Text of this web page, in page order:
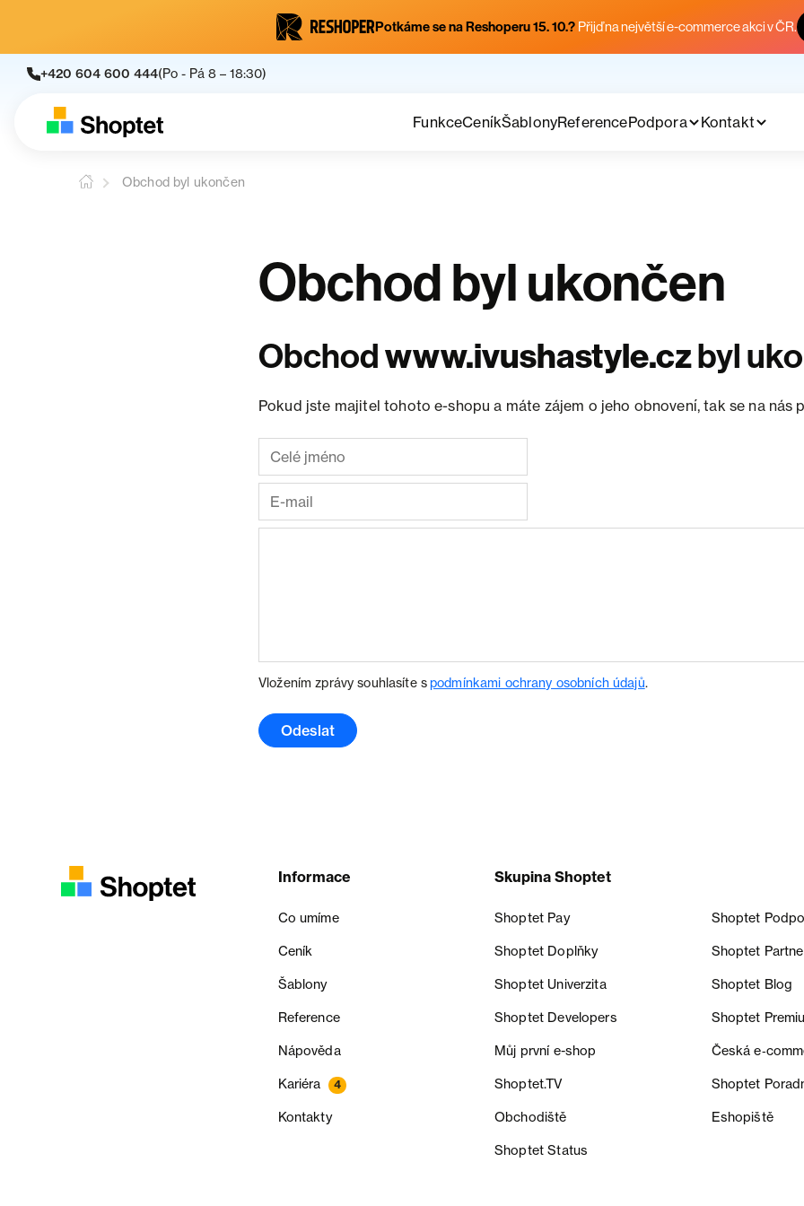
Potkáme se na Reshoperu 15. 10.? Přijď na největší e-commerce akci v ČR.
+420 604 600 444(Po - Pá 8 – 18:30)
FunkceCeníkŠablonyReferencePodpora Kontakt
Obchod byl ukončen
Obchod byl ukončen
Obchodwww.ivushastyle.czbyl
Pokud jste majitel tohoto e-shopu a máte zájem o jeho obnovení, tak se na nás
Vložením zprávy souhlasíte spodmínkami ochrany osobních údajů.
Odeslat
Informace
Co umíme
Ceník
Šablony
Reference
Nápověda
Kariéra 4
Kontakty
Skupina Shoptet
Shoptet Pay Shoptet
Shoptet Doplňky Shoptet
Shoptet Univerzita Shoptet Blog
Shoptet Developers Shoptet
Můj první e-shop Česká
Shoptet.TV Shoptet
Obchodiště Eshopiště
Shoptet Status